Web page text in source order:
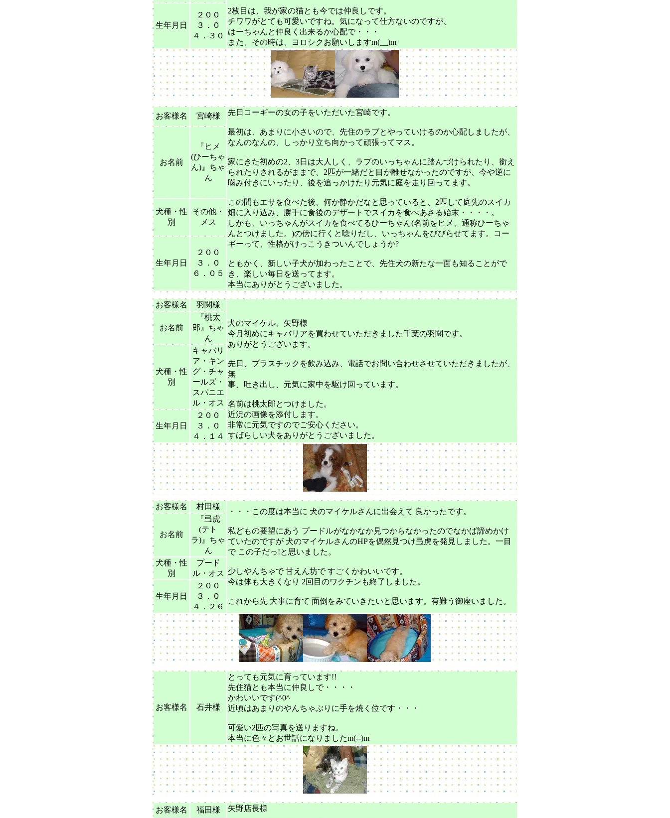
2枚目は、我が家の猫とも今では仲良しです。
チワワがとても可愛いですね。気になって仕方ないのですが、
はーちゃんと仲良く出来るか心配で・・・
また、その時は、ヨロシクお願いしますm(__)m
生年月日
２００
３．０
４．３０
お客様名 宮崎様 先日コーギーの女の子をいただいた宮崎です。
最初は、あまりに小さいので、先住のラブとやっていけるのか心配しましたが、
なんのなんの、しっかり立ち向かって頑張ってマス。
家にきた初めの2、3日は大人しく、ラブのいっちゃんに踏んづけられたり、銜え
られたりされるがままで、2匹が一緒だと目が離せなかったのですが、今や逆に
噛み付きにいったり、後を追っかけたり元気に庭を走り回ってます。
この間もエサを食べた後、何か静かだなと思っていると、2匹して庭先のスイカ
畑に入り込み、勝手に食後のデザートでスイカを食べあさる始末・・・・。
しかも、いっちゃんがスイカを食べてるひーちゃん(名前をヒメ、通称ひーちゃ
んとつけました。)の傍に行くと唸りだし、いっちゃんをびびらせてます。コー
ギーって、性格がけっこうきついんでしょうか?
ともかく、新しい子犬が加わったことで、先住犬の新たな一面も知ることがで
き、楽しい毎日を送ってます。
本当にありがとうございました。
お名前
『ヒメ
(ひーちゃ
ん)』ちゃ
ん
犬種・性
別
その他・
メス
生年月日
２００
３．０
６．０５
お客様名 羽関様
犬のマイケル、矢野様
今月初めにキャバリアを買わせていただきました千葉の羽関です。
ありがとうございます。
先日、プラスチックを飲み込み、電話でお問い合わせさせていただきましたが、
無
事、吐き出し、元気に家中を駆け回っています。
名前は桃太郎とつけました。
近況の画像を添付します。
非常に元気ですのでご安心ください。
すばらしい犬をありがとうございました。
お名前
『桃太
郎』ちゃ
ん
犬種・性
別
キャバリ
ア・キン
グ・チャ
ールズ・
スパニエ
ル・オス
生年月日
２００
３．０
４．１４
お客様名 村田様
・・・この度は本当に 犬のマイケルさんに出会えて 良かったです。
私どもの要望にあう プードルがなかなか見つからなかったのでなかば諦めかけ
ていたのですが 犬のマイケルさんのHPを偶然見つけ弖虎を発見しました。一目
で この子だっ!と思いました。
少しやんちゃで 甘えん坊で すごくかわいいです。
今は体も大きくなり 2回目のワクチンも終了しました。
これから先 大事に育て 面倒をみていきたいと思います。有難う御座いました。
お名前
『弖虎
(テト
ラ)』ちゃ
ん
犬種・性
別
プード
ル・オス
生年月日
２００
３．０
４．２６
お客様名 石井様
とっても元気に育っています!!
先住猫とも本当に仲良しで・・・・
かわいいです(^0^
近頃はあまりのやんちゃぶりに手を焼く位です・・・
可愛い2匹の写真を送りますね。
本当に色々とお世話になりましたm(--)m
お客様名 福田様 矢野店長様